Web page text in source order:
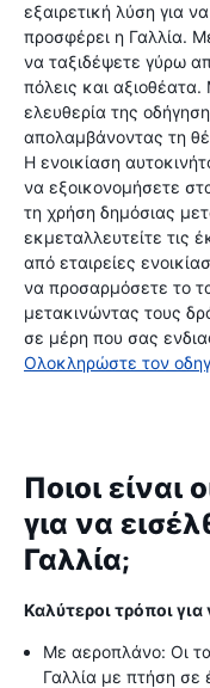
εξαιρετική λύση για
προσφέρει η Γαλλία.
να ταξιδέψετε γύρω
πόλεις και
ελευθερία της
απολαμβάνοντας τη
Η ενοικίαση
να εξοικονομήσετε
τη χρήση δημόσιας
εκμεταλλευτείτε τις
από εταιρείες
να προσαρμόσετε το
μετακινώντας τους
σε μέρη που σας
Ολοκληρώστε τον
Ποιοι είναι
για να
Γαλλία;
Καλύτεροι τρόποι
Με αεροπλάνο: Οι
Γαλλία με πτήση σε